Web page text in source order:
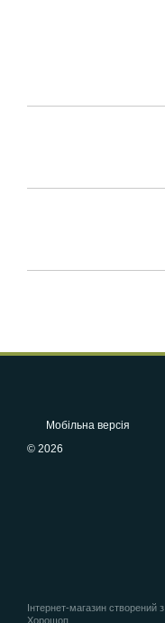
Мобільна версія
© 2026
Інтернет-магазин створений з
Хорошоп